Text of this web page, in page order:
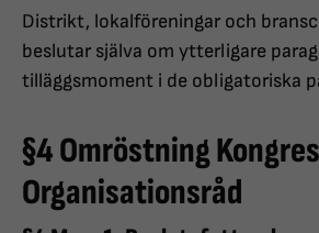
Distrikt, lokalföreningar och
beslutar själva om ytterligare
tilläggsmoment i de obligatoriska
§4 Omröstning
Organisationsråd